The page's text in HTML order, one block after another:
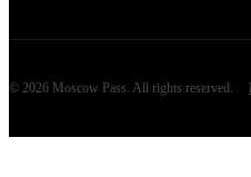
© 2026 Moscow Pass. All rights reserved.